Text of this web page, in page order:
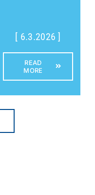
[ 6.3.2026 ]
READ
MORE